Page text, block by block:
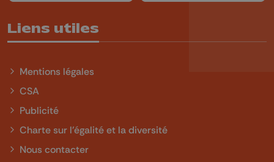
Liens utiles
Mentions légales
CSA
Publicité
Charte sur l'égalité et la diversité
Nous contacter